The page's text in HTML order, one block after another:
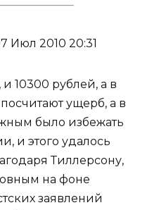
Июл 2010 20:31
10300 рублей, а в
ущерб, а в
было избежать
и этого удалось
Тиллерсону,
на фоне
заявлений